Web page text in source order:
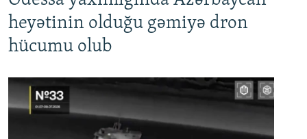
heyətinin olduğu gəmiyə dron
hücumu olub